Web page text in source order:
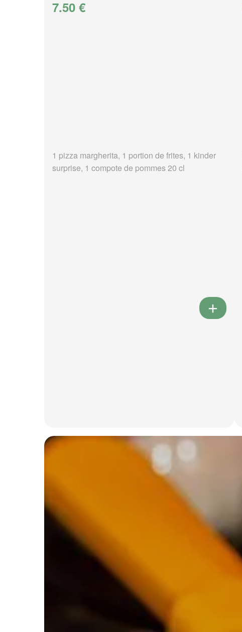
7.50 €
1 pizza margherita, 1 portion de frites, 1 kinder
surprise, 1 compote de pommes 20 cl